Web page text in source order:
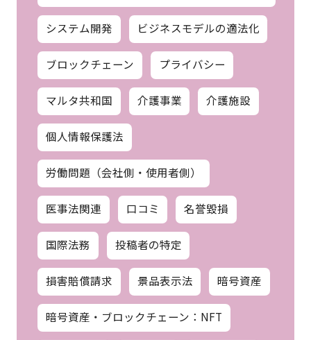
システム開発 ビジネスモデルの適法化
ブロックチェーン プライバシー
マルタ共和国 介護事業 介護施設
個人情報保護法
労働問題（会社側・使用者側）
医事法関連 口コミ 名誉毀損
国際法務 投稿者の特定
損害賠償請求 景品表示法 暗号資産
暗号資産・ブロックチェーン：NFT